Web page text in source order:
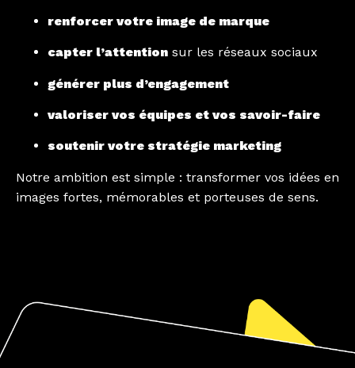
renforcer votre image de marque
capter l’attention sur les réseaux sociaux
générer plus d’engagement
valoriser vos équipes et vos savoir-faire
soutenir votre stratégie marketing
Notre ambition est simple : transformer vos idées en
images fortes, mémorables et porteuses de sens.